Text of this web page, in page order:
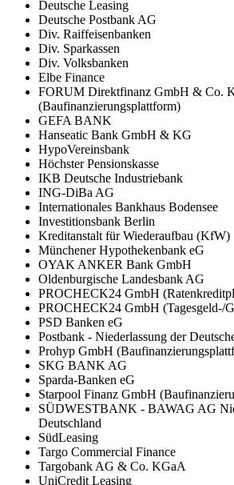
Deutsche Leasing
Deutsche Postbank AG
Div. Raiffeisenbanken
Div. Sparkassen
Div. Volksbanken
Elbe Finance
FORUM Direktfinanz GmbH & Co.
(Baufinanzierungsplattform)
GEFA BANK
Hanseatic Bank GmbH & KG
HypoVereinsbank
Höchster Pensionskasse
IKB Deutsche Industriebank
ING-DiBa AG
Internationales Bankhaus Bodensee
Investitionsbank Berlin
Kreditanstalt für Wiederaufbau (KfW)
Münchener Hypothekenbank eG
OYAK ANKER Bank GmbH
Oldenburgische Landesbank AG
PROCHECK24 GmbH
PROCHECK24 GmbH (Tagesgeld-/
PSD Banken eG
Postbank - Niederlassung der
Prohyp GmbH
SKG BANK AG
Sparda-Banken eG
Starpool Finanz GmbH
SÜDWESTBANK - BAWAG AG
Deutschland
SüdLeasing
Targo Commercial Finance
Targobank AG & Co. KGaA
UniCredit Leasing